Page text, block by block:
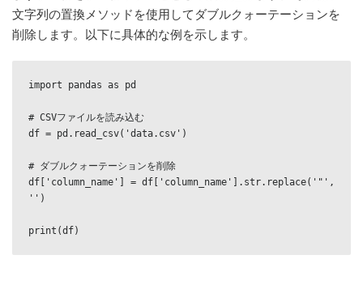
文字列の置換メソッドを使用してダブルクォーテーションを
削除します。以下に具体的な例を示します。
import pandas as pd
# CSVファイルを読み込む
df = pd.read_csv('data.csv')
# ダブルクォーテーションを削除
df['column_name'] = df['column_name'].str.replace('"',
'')
print(df)